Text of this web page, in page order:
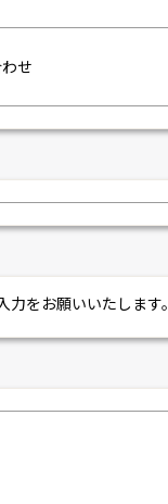
せ
をお願いいたします。